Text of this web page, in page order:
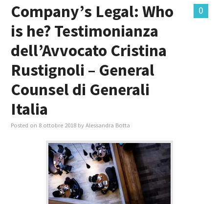
0
Company’s Legal: Who
is he? Testimonianza
dell’Avvocato Cristina
Rustignoli – General
Counsel di Generali
Italia
Posted on 8 ottobre 2018 byAlessandra Botta